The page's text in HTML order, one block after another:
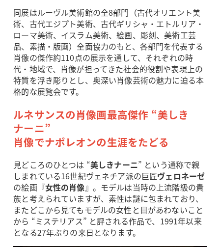
同展はルーヴル美術館の全8部門（古代オリエント美
術、古代エジプト美術、古代ギリシャ・エトルリア・
ローマ美術、イスラム美術、絵画、彫刻、美術工芸
品、素描・版画）全面協力のもと、各部門を代表する
肖像の傑作約110点の展示を通して、それぞれの時
代・地域で、肖像が担ってきた社会的役割や表現上の
特質を浮き彫りとし、奥深い肖像芸術の魅力に迫る本
格的な展覧会です。
ルネサンスの肖像画最高傑作 “美しき
ナーニ”
肖像でナポレオンの生涯をたどる
見どころのひとつは “美しきナーニ” という通称で親
しまれている16世紀ヴェネチア派の巨匠ヴェロネーゼ
の絵画『女性の肖像』。モデルは当時の上流階級の貴
族と考えられていますが、素性は謎に包まれており、
またどこから見てもモデルの女性と目があわないこと
から “ミステリアス” と評される作品で、1991年以来
となる27年ぶりの来日となります。